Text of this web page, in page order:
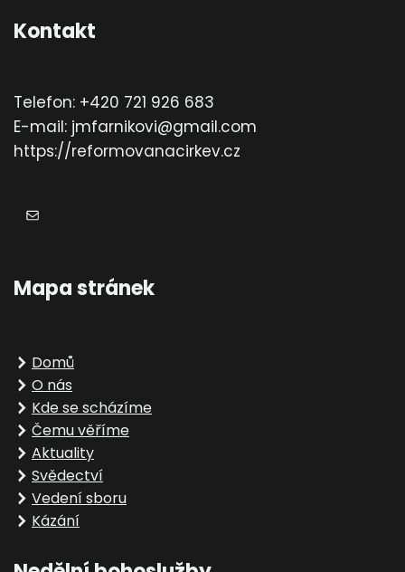
Kontakt
Telefon: +420 721 926 683
E-mail: jmfarnikovi@gmail.com
https://reformovanacirkev.cz
E-mail
Mapa stránek
Domů
O nás
Kde se scházíme
Čemu věříme
Aktuality
Svědectví
Vedení sboru
Kázání